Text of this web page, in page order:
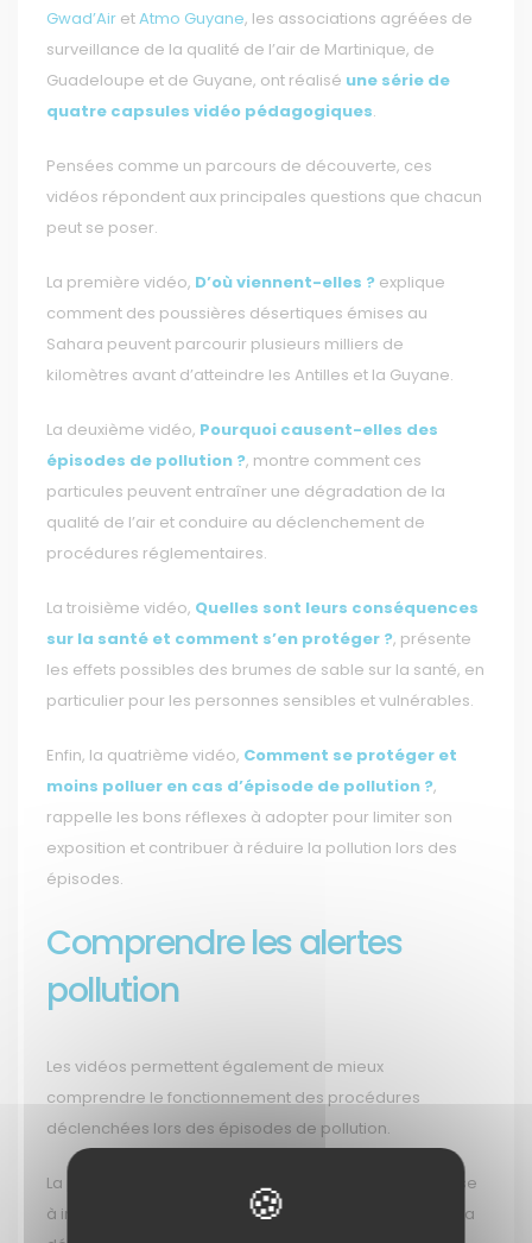
Gwad’Air etAtmo Guyane, les associations agréées de
surveillance de la qualité de l’air de Martinique, de
Guadeloupe et de Guyane, ont réalisé une série de
quatre capsules vidéo pédagogiques.
Pensées comme un parcours de découverte, ces
vidéos répondent aux principales questions que chacun
peut se poser.
La première vidéo, D’où viennent-elles ? explique
comment des poussières désertiques émises au
Sahara peuvent parcourir plusieurs milliers de
kilomètres avant d’atteindre les Antilles et la Guyane.
La deuxième vidéo, Pourquoi causent-elles des
épisodes de pollution ?, montre comment ces
particules peuvent entraîner une dégradation de la
qualité de l’air et conduire au déclenchement de
procédures réglementaires.
La troisième vidéo, Quelles sont leurs conséquences
sur la santé et comment s’en protéger ?, présente
les effets possibles des brumes de sable sur la santé, en
particulier pour les personnes sensibles et vulnérables.
Enfin, la quatrième vidéo, Comment se protéger et
moins polluer en cas d’épisode de pollution ?,
rappelle les bons réflexes à adopter pour limiter son
exposition et contribuer à réduire la pollution lors des
épisodes.
Comprendre les alertes
pollution
Les vidéos permettent également de mieux
comprendre le fonctionnement des procédures
déclenchées lors des épisodes de pollution.
La procédure d’information et de recommandation vise
à informer les personnes sensibles et vulnérables de la